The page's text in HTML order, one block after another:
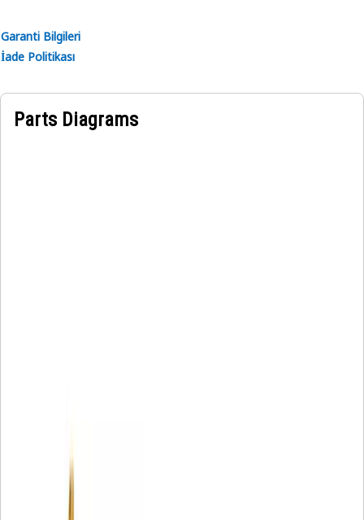
Garanti Bilgileri
İade Politikası
Parts Diagrams